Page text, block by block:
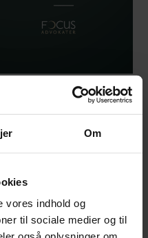
Om
vores indhold og
til sociale medier og til
datapraksis – gense
2024 om rammer og
Focus Advokater og
med DigitalLead.